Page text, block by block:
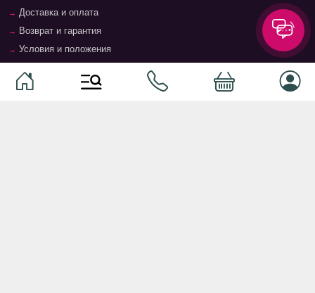
Доставка и оплата
Возврат и гарантия
Условия и положения
Магазины